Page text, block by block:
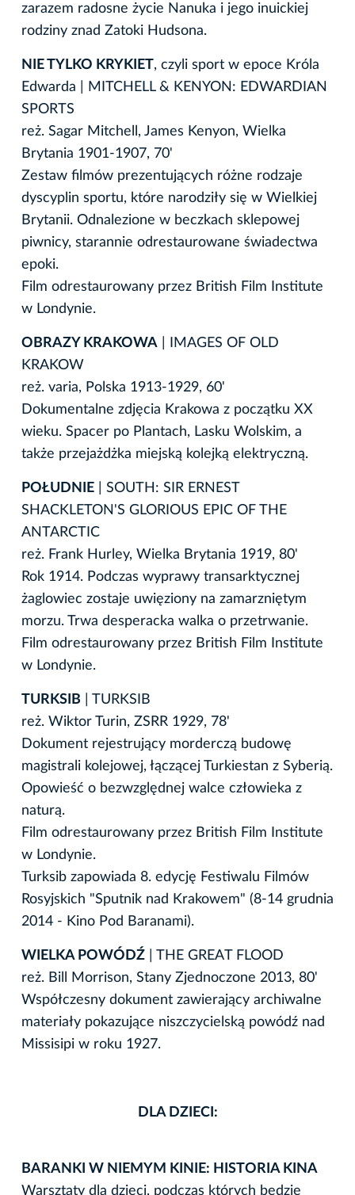
zarazem radosne życie Nanuka i jego inuickiej
rodziny znad Zatoki Hudsona.
NIE TYLKO KRYKIET, czyli sport w epoce Króla
Edwarda | MITCHELL & KENYON: EDWARDIAN
SPORTS
reż. Sagar Mitchell, James Kenyon, Wielka
Brytania 1901-1907, 70'
Zestaw filmów prezentujących różne rodzaje
dyscyplin sportu, które narodziły się w Wielkiej
Brytanii. Odnalezione w beczkach sklepowej
piwnicy, starannie odrestaurowane świadectwa
epoki.
Film odrestaurowany przez British Film Institute
w Londynie.
OBRAZY KRAKOWA | IMAGES OF OLD
KRAKOW
reż. varia, Polska 1913-1929, 60'
Dokumentalne zdjęcia Krakowa z początku XX
wieku. Spacer po Plantach, Lasku Wolskim, a
także przejażdżka miejską kolejką elektryczną.
POŁUDNIE | SOUTH: SIR ERNEST
SHACKLETON'S GLORIOUS EPIC OF THE
ANTARCTIC
reż. Frank Hurley, Wielka Brytania 1919, 80'
Rok 1914. Podczas wyprawy transarktycznej
żaglowiec zostaje uwięziony na zamarzniętym
morzu. Trwa desperacka walka o przetrwanie.
Film odrestaurowany przez British Film Institute
w Londynie.
TURKSIB | TURKSIB
reż. Wiktor Turin, ZSRR 1929, 78'
Dokument rejestrujący morderczą budowę
magistrali kolejowej, łączącej Turkiestan z Syberią.
Opowieść o bezwzględnej walce człowieka z
naturą.
Film odrestaurowany przez British Film Institute
w Londynie.
Turksib zapowiada 8. edycję Festiwalu Filmów
Rosyjskich "Sputnik nad Krakowem" (8-14 grudnia
2014 - Kino Pod Baranami).
WIELKA POWÓDŹ | THE GREAT FLOOD
reż. Bill Morrison, Stany Zjednoczone 2013, 80'
Współczesny dokument zawierający archiwalne
materiały pokazujące niszczycielską powódź nad
Missisipi w roku 1927.
DLA DZIECI:
BARANKI W NIEMYM KINIE: HISTORIA KINA
Warsztaty dla dzieci, podczas których będzie